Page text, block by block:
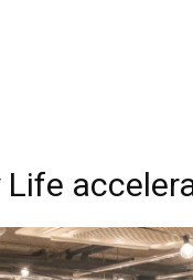
Life